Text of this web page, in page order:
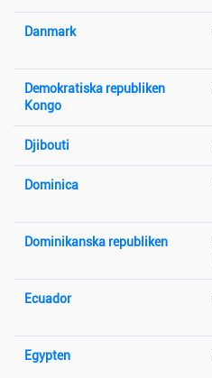
Danmark
Demokratiska republiken
Kongo
Djibouti
Dominica
Dominikanska republiken
Ecuador
Egypten